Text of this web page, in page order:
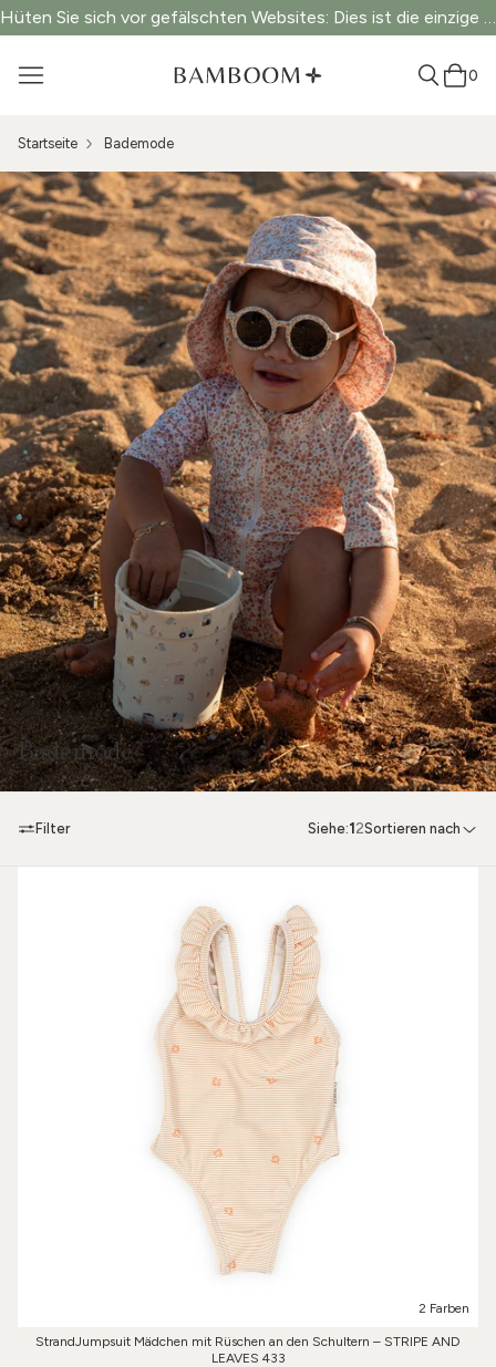
Hüten Sie sich vor gefälschten Websites: Dies ist die einzige offizielle Website.
0
Startseite Bademode
Bademode
Filter Siehe:1 2Sortieren nach
2 Farben
StrandJumpsuit Mädchen mit Rüschen an den Schultern – STRIPE AND
LEAVES 433